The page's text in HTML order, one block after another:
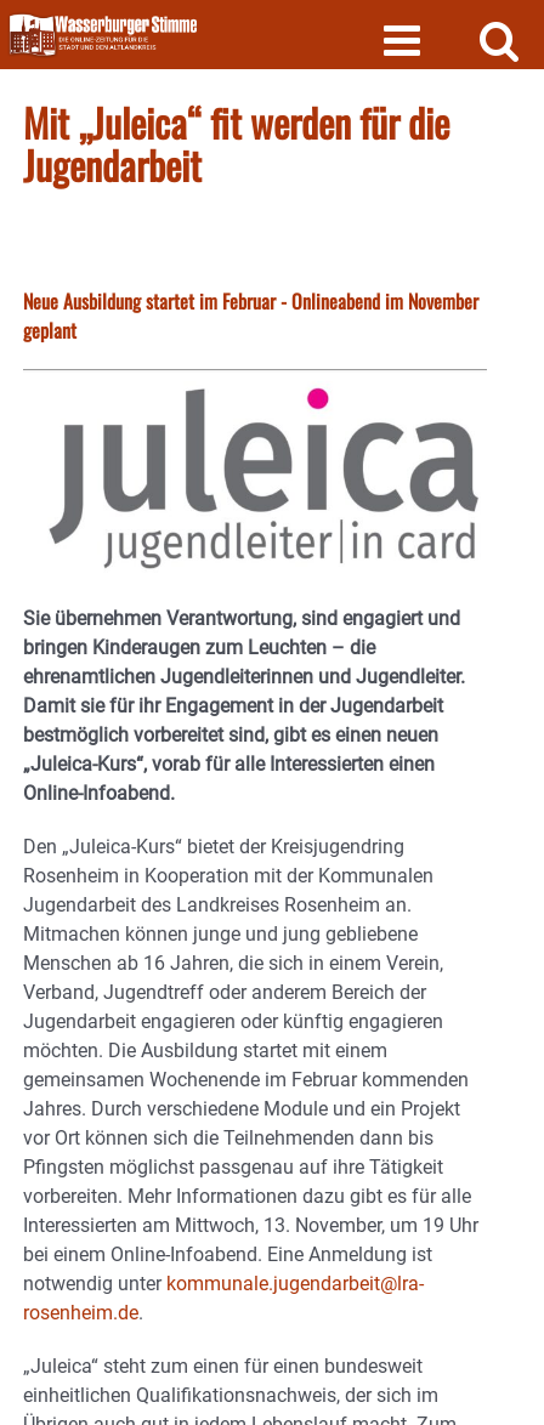
Skip
to
content
Mit „Juleica“ fit werden für die
Jugendarbeit
Neue Ausbildung startet im Februar - Onlineabend im November
geplant
Sie übernehmen Verantwortung, sind engagiert und
bringen Kinderaugen zum Leuchten – die
ehrenamtlichen Jugendleiterinnen und Jugendleiter.
Damit sie für ihr Engagement in der Jugendarbeit
bestmöglich vorbereitet sind, gibt es einen neuen
„Juleica-Kurs“, vorab für alle Interessierten einen
Online-Infoabend.
Den „Juleica-Kurs“ bietet der Kreisjugendring
Rosenheim in Kooperation mit der Kommunalen
Jugendarbeit des Landkreises Rosenheim an.
Mitmachen können junge und jung gebliebene
Menschen ab 16 Jahren, die sich in einem Verein,
Verband, Jugendtreff oder anderem Bereich der
Jugendarbeit engagieren oder künftig engagieren
möchten. Die Ausbildung startet mit einem
gemeinsamen Wochenende im Februar kommenden
Jahres. Durch verschiedene Module und ein Projekt
vor Ort können sich die Teilnehmenden dann bis
Pfingsten möglichst passgenau auf ihre Tätigkeit
vorbereiten. Mehr Informationen dazu gibt es für alle
Interessierten am Mittwoch, 13. November, um 19 Uhr
bei einem Online-Infoabend. Eine Anmeldung ist
notwendig unter kommunale.jugendarbeit@lra-
rosenheim.de.
„Juleica“ steht zum einen für einen bundesweit
einheitlichen Qualifikationsnachweis, der sich im